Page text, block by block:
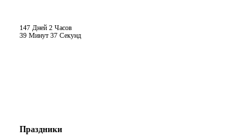
147 Дней 2 Часов
39 Минут 37 Секунд
Праздники